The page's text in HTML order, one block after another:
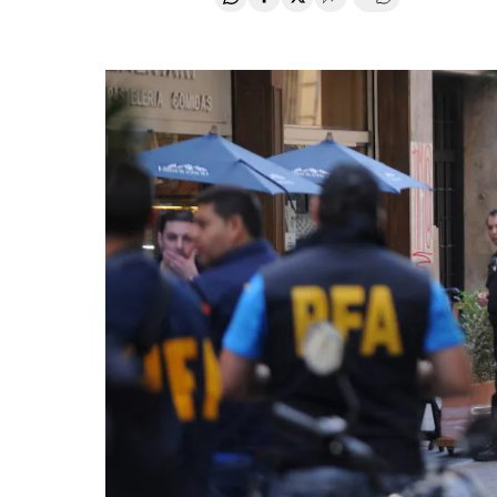
Compartir en Whatsapp
Compartir en Facebook
Compartir en Twitter
Desplegar Redes
Comentários